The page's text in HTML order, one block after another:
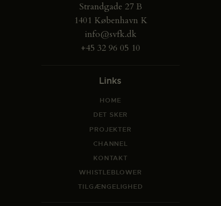
Strandgade 27 B
1401 København K
info@svfk.dk
+45 32 96 05 10
Links
HOME
DET SKER
PROJEKTER
CHANNEL
KONTAKT
WHISTLEBLOWER
TILGÆNGELIGHED